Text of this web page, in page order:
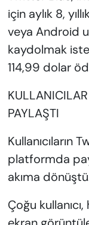
için aylık 8,
veya Android
kaydolmak
114,99 dolar
PAYLAŞTI
Kullanıcıların
platformda
akıma
Çoğu